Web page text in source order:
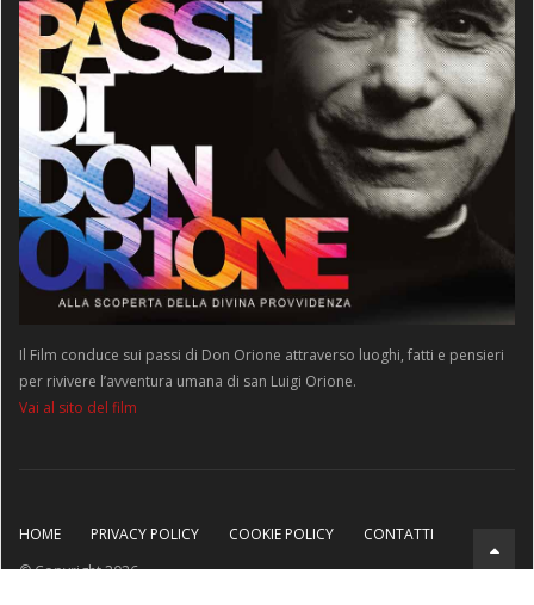
Il Film conduce sui passi di Don Orione attraverso luoghi, fatti e pensieri
per rivivere l’avventura umana di san Luigi Orione.
Vai al sito del film
HOME PRIVACY POLICY COOKIE POLICY
CONTATTI
© Copyright 2026